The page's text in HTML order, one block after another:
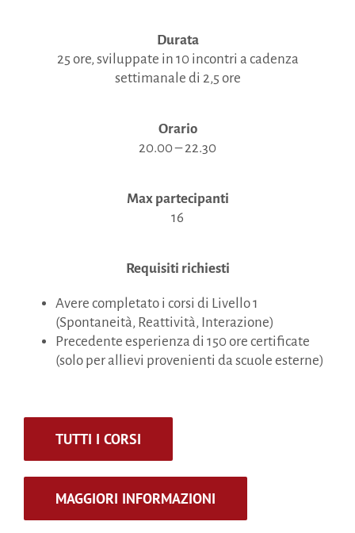
Durata
25 ore, sviluppate in 10 incontri a cadenza
settimanale di 2,5 ore
Orario
20.00 – 22.30
Max partecipanti
16
Requisiti richiesti
Avere completato i corsi di Livello 1
(Spontaneità, Reattività, Interazione)
Precedente esperienza di 150 ore certificate
(solo per allievi provenienti da scuole esterne)
TUTTI I CORSI
MAGGIORI INFORMAZIONI